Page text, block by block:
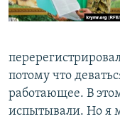
потому что
работающее. В
испытывали. Но я